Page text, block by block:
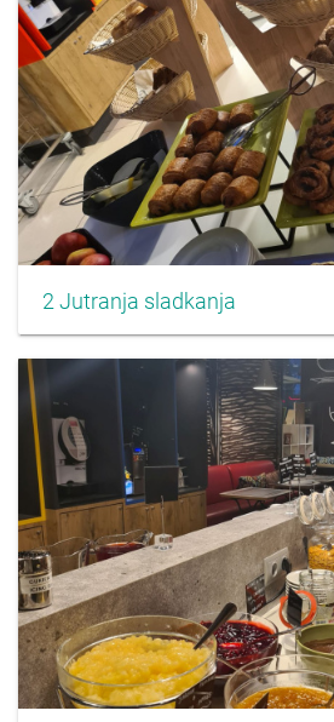
2 Jutranja sladkanja